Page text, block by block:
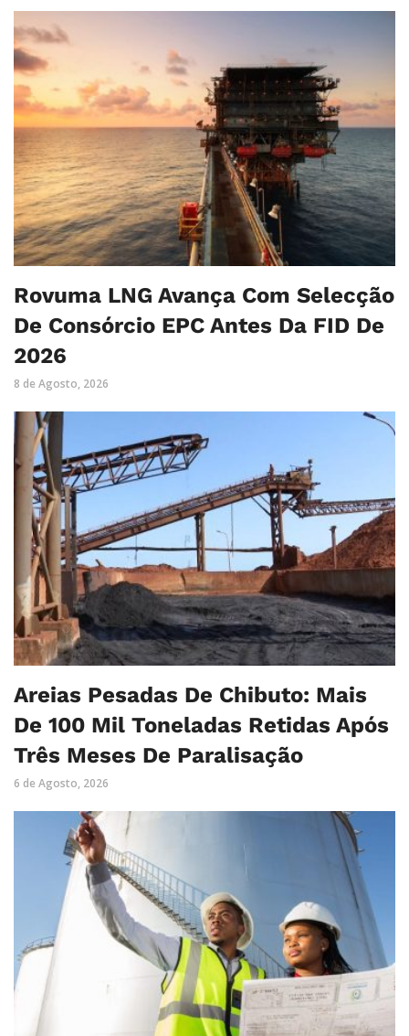
Rovuma LNG Avança Com Selecção
De Consórcio EPC Antes Da FID De
2026
8 de Agosto, 2026
Areias Pesadas De Chibuto: Mais
De 100 Mil Toneladas Retidas Após
Três Meses De Paralisação
6 de Agosto, 2026